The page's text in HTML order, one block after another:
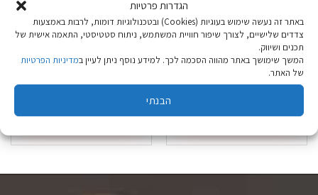
הגדרות פרטיות
באתר זה נעשה שימוש בעוגיות (Cookies) ובטכנולוגיות דומות, לרבות באמצעות
צדדים שלישיים, לצורך שיפור חוויית המשתמש, ניתוח סטטיסטי, התאמה אישית של
תכנים ושיווק.
המשך שימושך באתר מהווה הסכמה לכך. למידע נוסף ניתן לעיין במדיניות הפרטיות
של האתר.
הבנתי
סאג' קוטר 60
89.90
משטח צלייה מלבני